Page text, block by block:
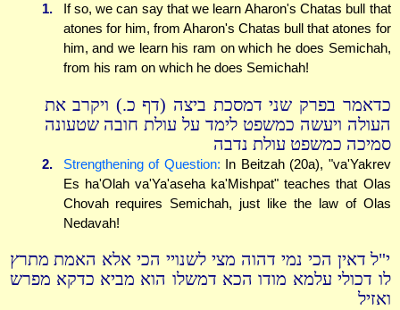
1.
If so, we can say that we learn Aharon's Chatas bull that
atones for him, from Aharon's Chatas bull that atones for
him, and we learn his ram on which he does Semichah,
from his ram on which he does Semichah!
כדאמר בפרק שני דמסכת ביצה (דף כ.) ויקרב את
העולה ויעשה כמשפט לימד על עולת חובה שטעונה
סמיכה כמשפט עולת נדבה
2. Strengthening of Question: In Beitzah (20a), "va'Yakrev
Es ha'Olah va'Ya'aseha ka'Mishpat" teaches that Olas
Chovah requires Semichah, just like the law of Olas
Nedavah!
י"ל דאין הכי נמי דהוה מצי לשנויי הכי אלא האמת מתרץ
לו דכולי עלמא מודו הכא דמשלו הוא מביא כדקא מפרש
ואזיל